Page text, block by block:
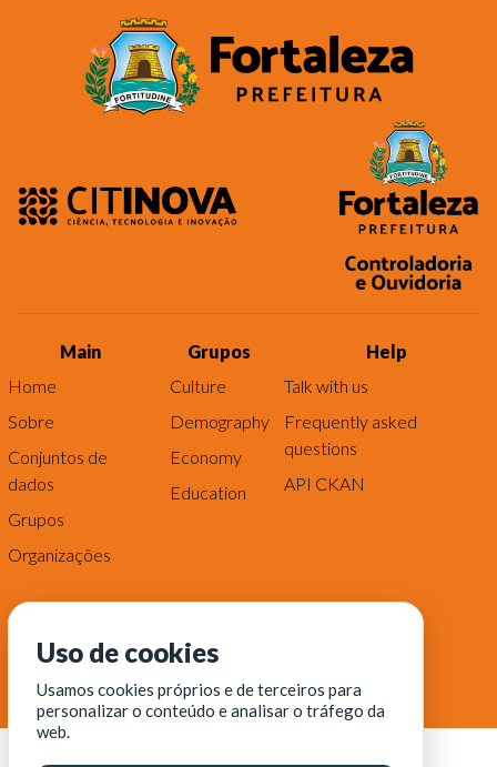
Main
Home
Sobre
Conjuntos de
dados
Grupos
Organizações
Grupos
Culture
Demography
Economy
Education
Help
Talk with us
Frequently asked
questions
API CKAN
Uso de cookies
Usamos cookies próprios e de terceiros para
personalizar o conteúdo e analisar o tráfego da
web.